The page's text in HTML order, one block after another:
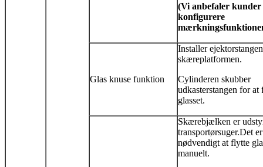
(Vi anbefaler kunder
konfigurere
Glas knuse funktion
Installer
skæreplatformen.
Cylinderen skubber
udkasterstangen for at
glasset.
Skærebjælken er
transportørsuger.Det
nødvendigt at flytte
manuelt.